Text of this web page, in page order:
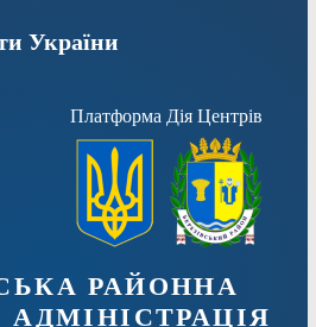
України
Платформа Дія Центрів
РАЙОННА